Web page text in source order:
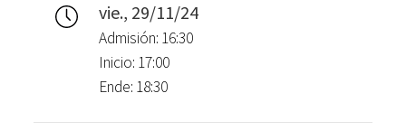
vie., 29/11/24
Admisión: 16:30
Inicio: 17:00
Ende: 18:30